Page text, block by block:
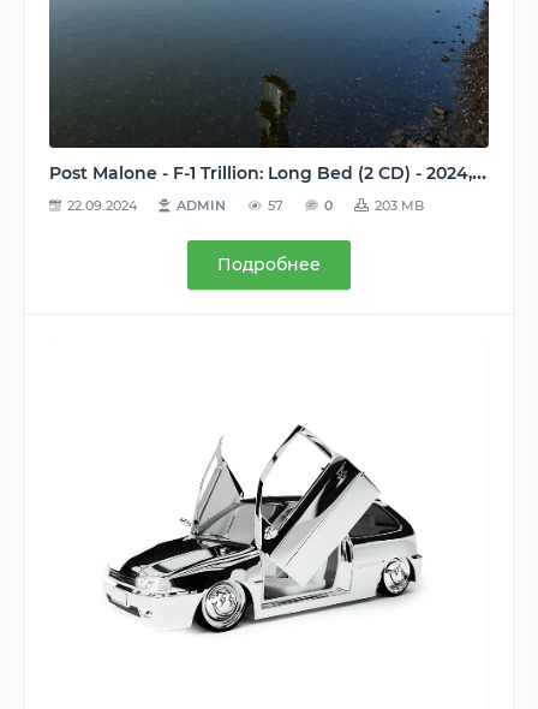
Post Malone - F-1 Trillion: Long Bed (2 CD) - 2024, MP3, 320 kbps
22.09.2024 ADMIN 57 0 203 MB
Подробнее